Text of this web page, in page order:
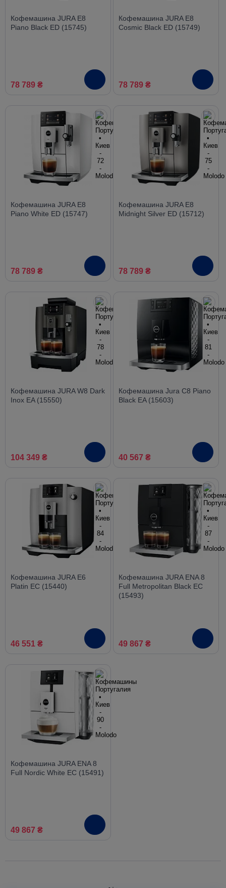
Кофемашина JURA E8
Piano Black ED (15745)
78 789 ₴
Кофемашина JURA E8
Cosmic Black ED (15749)
78 789 ₴
Кофемашина JURA E8
Piano White ED (15747)
78 789 ₴
Кофемашина JURA E8
Midnight Silver ED (15712)
78 789 ₴
Кофемашина JURA W8 Dark
Inox EA (15550)
104 349 ₴
Кофемашина Jura C8 Piano
Black EA (15603)
40 567 ₴
Кофемашина JURA E6
Platin EC (15440)
46 551 ₴
Кофемашина JURA ENA 8
Full Metropolitan Black EC
(15493)
49 867 ₴
Кофемашина JURA ENA 8
Full Nordic White EC (15491)
49 867 ₴